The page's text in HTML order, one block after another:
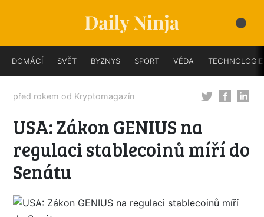
DOMÁCÍ SVĚT BYZNYS SPORT VĚDA TECHNOLOGIE
před rokem od Kryptomagazín
USA: Zákon GENIUS na
regulaci stablecoinů míří do
Senátu